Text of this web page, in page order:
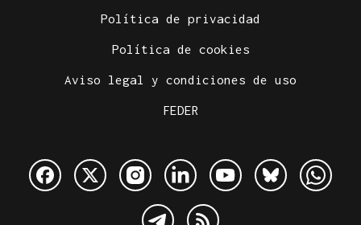
Política de privacidad
Política de cookies
Aviso legal y condiciones de uso
FEDER